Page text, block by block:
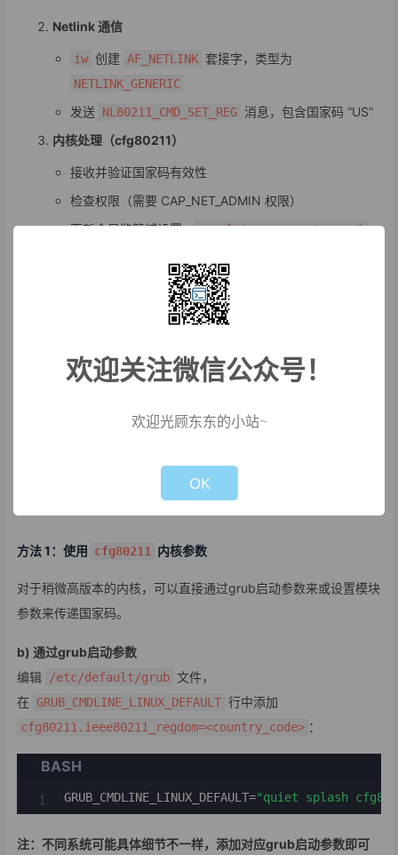
Netlink 通信
iw 创建 AF_NETLINK 套接字，类型为
NETLINK_GENERIC
发送 NL80211_CMD_SET_REG 消息，包含国家码 “US”
内核处理（cfg80211）
接收并验证国家码有效性
检查权限（需要 CAP_NET_ADMIN 权限）
更新全局监管域设置： regulatory->country_code
regulatory_hint()
驱动根据新的国家码限制信道和功率
为了让国家码在每次启动时都自动设置，你需要修改系统配置。方
方法 1：使用 cfg80211 内核参数
对于稍微高版本的内核，可以直接通过grub启动参数来或设置模块
参数来传递国家码。
b) 通过grub启动参数
编辑
/etc/default/grub 文件，
在
GRUB_CMDLINE_LINUX_DEFAULT 行中添加
cfg80211.ieee80211_regdom=<country_code> ：
BASH
GRUB_CMDLINE_LINUX_DEFAULT="quiet splash
注：不同系统可能具体细节不一样，添加对应grub启动参数即可
欢迎关注微信公众号！
欢迎光顾东东的小站~
OK